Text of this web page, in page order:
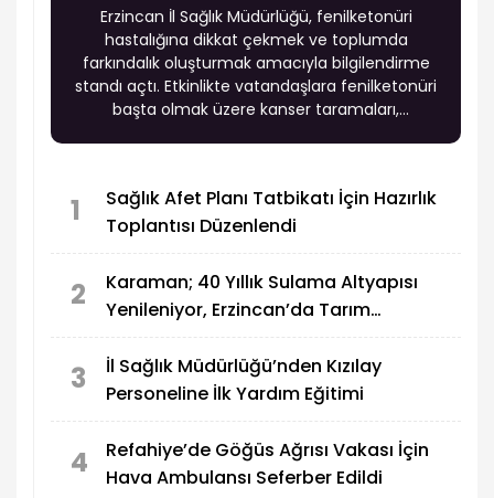
Erzincan İl Sağlık Müdürlüğü, fenilketonüri
hastalığına dikkat çekmek ve toplumda
farkındalık oluşturmak amacıyla bilgilendirme
standı açtı. Etkinlikte vatandaşlara fenilketonüri
başta olmak üzere kanser taramaları,
1
Sağlık Afet Planı Tatbikatı İçin Hazırlık
Toplantısı Düzenlendi
2
Karaman; 40 Yıllık Sulama Altyapısı
Yenileniyor, Erzincan’da Tarım
3
İl Sağlık Müdürlüğü’nden Kızılay
Personeline İlk Yardım Eğitimi
4
Refahiye’de Göğüs Ağrısı Vakası İçin
Hava Ambulansı Seferber Edildi